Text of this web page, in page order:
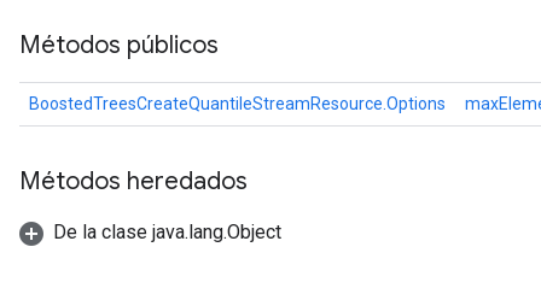
Métodos públicos
BoostedTreesCreateQuantileStreamResource.Options
Métodos heredados
De la clase java.lang.Object